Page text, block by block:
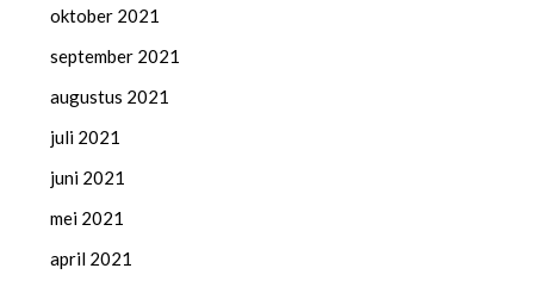
oktober 2021
september 2021
augustus 2021
juli 2021
juni 2021
mei 2021
april 2021